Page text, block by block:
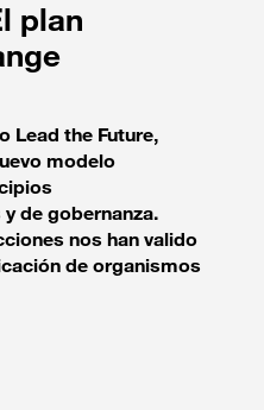
plan
Lead the Future,
modelo
de gobernanza.
nos han valido
de organismos